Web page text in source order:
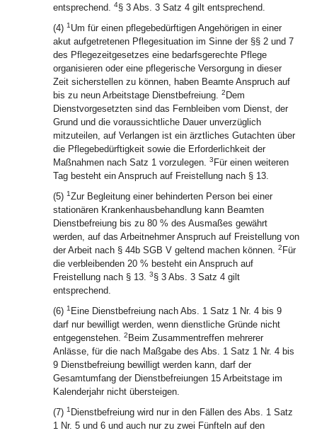
entsprechend. 4§ 3 Abs. 3 Satz 4 gilt entsprechend.
(4) 1Um für einen pflegebedürftigen Angehörigen in einer
akut aufgetretenen Pflegesituation im Sinne der §§ 2 und 7
des Pflegezeitgesetzes eine bedarfsgerechte Pflege
organisieren oder eine pflegerische Versorgung in dieser
Zeit sicherstellen zu können, haben Beamte Anspruch auf
bis zu neun Arbeitstage Dienstbefreiung. 2 Dem
Dienstvorgesetzten sind das Fernbleiben vom Dienst, der
Grund und die voraussichtliche Dauer unverzüglich
mitzuteilen, auf Verlangen ist ein ärztliches Gutachten über
die Pflegebedürftigkeit sowie die Erforderlichkeit der
Maßnahmen nach Satz 1 vorzulegen. 3 Für einen weiteren
Tag besteht ein Anspruch auf Freistellung nach § 13.
(5) 1Zur Begleitung einer behinderten Person bei einer
stationären Krankenhausbehandlung kann Beamten
Dienstbefreiung bis zu 80 % des Ausmaßes gewährt
werden, auf das Arbeitnehmer Anspruch auf Freistellung von
der Arbeit nach § 44b SGB V geltend machen können. 2 Für
die verbleibenden 20 % besteht ein Anspruch auf
Freistellung nach § 13. 3§ 3 Abs. 3 Satz 4 gilt
entsprechend.
(6) 1 Eine Dienstbefreiung nach Abs. 1 Satz 1 Nr. 4 bis 9
darf nur bewilligt werden, wenn dienstliche Gründe nicht
entgegenstehen. 2 Beim Zusammentreffen mehrerer
Anlässe, für die nach Maßgabe des Abs. 1 Satz 1 Nr. 4 bis
9 Dienstbefreiung bewilligt werden kann, darf der
Gesamtumfang der Dienstbefreiungen 15 Arbeitstage im
Kalenderjahr nicht übersteigen.
(7) 1 Dienstbefreiung wird nur in den Fällen des Abs. 1 Satz
1 Nr. 5 und 6 und auch nur zu zwei Fünfteln auf den